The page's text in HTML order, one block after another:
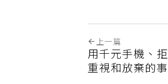
上一篇
用千元手機、
重視和放棄的